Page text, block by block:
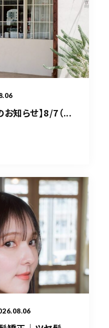
知らせ】8/7（...